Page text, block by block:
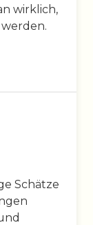
wirklich,
Schätze